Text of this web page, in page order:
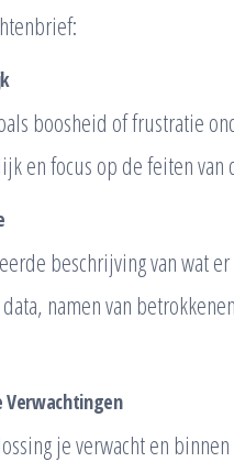
boosheid of frustratie
en focus op de feiten van
beschrijving van wat
namen van
Verwachtingen
je verwacht en